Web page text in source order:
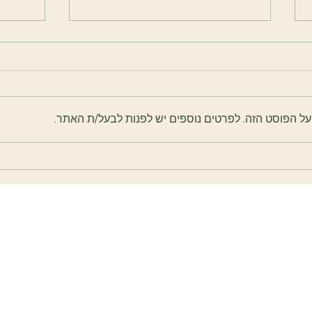
הפוסט הזה. לפרטים נוספים יש לפנות לבעל/ת האתר.